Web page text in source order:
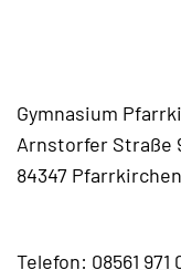
Gymnasium
Arnstorfer Straße
84347 Pfarrkirchen
Telefon: 08561 971